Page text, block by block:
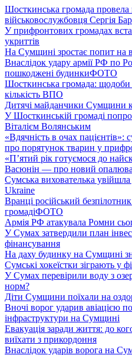
Шосткинська громада
військовослужбовця Сергія
У прифронтових громадах
укриттів
На Сумщині зростає попит на
Внаслідок удару армії РФ по
пошкоджені будинкиФОТО
Шосткинська громада: щодоби
кількість ВПО
Дитячі майданчики Сумщини
У Шосткинській громаді
Віталієм Волянським
«Вдячність в очах пацієнтів»:
про порятунок тварин у
«П’ятий рік готуємося до
Васюнін — про новий
Сумська вихователька
Ukraine
Вранці російський
громадіФОТО
Армія РФ атакувала Ромни
У Сумах затвердили план
фінансування
На даху будинку на Сумщині
Сумські хокеїстки зіграють у
У Сумах перевірили воду з
норм?
Діти Сумщини поїхали на
Вночі ворог ударив авіацією
інфраструктури на Сумщині
Евакуація заради життя: до
виїхати з прикордоння
Внаслідок ударів ворога на